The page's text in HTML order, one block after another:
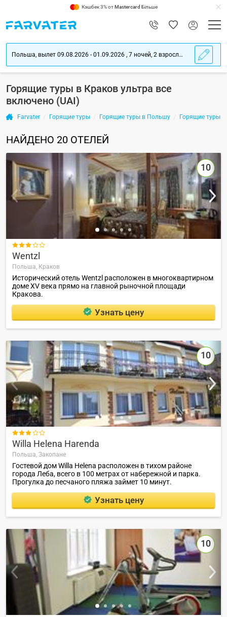
Кэшбек 3% отMastercard Більше
Польша, вылет 09.08.2026 - 01.09.2026 , 7 ночей, 2 взрослых
Горящие туры в Краков ультра все
включено (UAI)
Farvater Горящие туры Горящие туры в Польшу Горящие туры в
НАЙДЕНО 20 ОТЕЛЕЙ
10

Wentzl
Польша, Краков
Исторический отель Wentzl расположен в многоквартирном
доме XV века прямо на главной рыночной площади
Кракова.
Узнать цену
10

Willa Helena Harenda
Польша, Закопане
Гостевой дом Willa Helena расположен в тихом районе
города Леба, всего в 100 метрах от набережной и парка.
Прогулка до песчаного пляжа займет 10 минут.
Узнать цену
10